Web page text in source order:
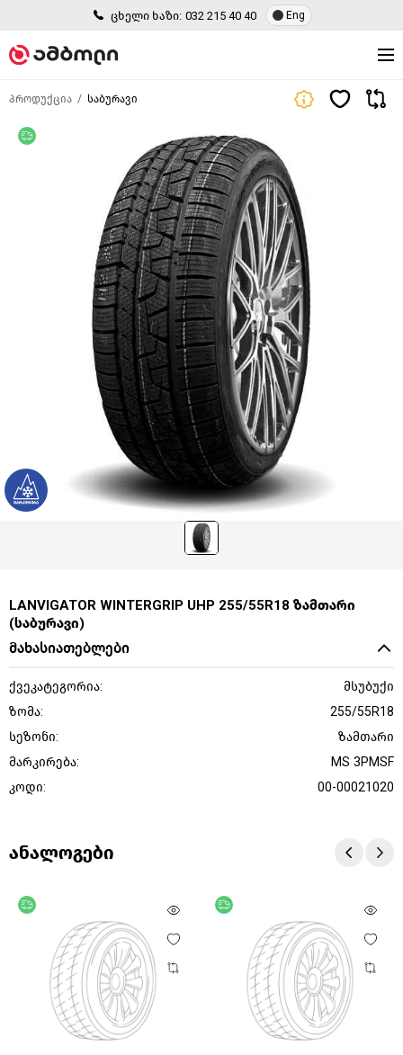
ცხელი ხაზი: 032 215 40 40 Eng
პროდუქცია საბურავი
LANVIGATOR WINTERGRIP UHP 255/55R18 ზამთარი
(საბურავი)
მახასიათებლები
ქვეკატეგორია:
მსუბუქი
ზომა:
255/55R18
სეზონი:
ზამთარი
მარკირება:
MS 3PMSF
კოდი:
00-00021020
ანალოგები